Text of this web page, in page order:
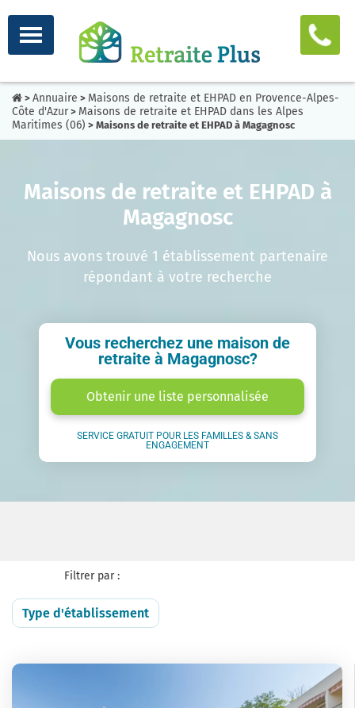
> Annuaire > Maisons de retraite et EHPAD en Provence-Alpes-
Côte d'Azur> Maisons de retraite et EHPAD dans les Alpes
Maritimes (06) > Maisons de retraite et EHPAD à Magagnosc
Maisons de retraite et EHPAD à
Magagnosc
Nous avons trouvé 1 établissement partenaire
répondant à votre recherche
Vous recherchez une maison de
retraite à Magagnosc?
Obtenir une liste personnalisée
SERVICE GRATUIT POUR LES FAMILLES & SANS
ENGAGEMENT
Filtrer par :
Type d'établissement